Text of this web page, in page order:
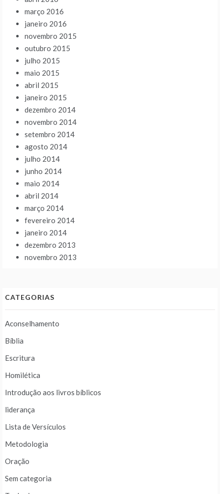
março 2016
janeiro 2016
novembro 2015
outubro 2015
julho 2015
maio 2015
abril 2015
janeiro 2015
dezembro 2014
novembro 2014
setembro 2014
agosto 2014
julho 2014
junho 2014
maio 2014
abril 2014
março 2014
fevereiro 2014
janeiro 2014
dezembro 2013
novembro 2013
CATEGORIAS
Aconselhamento
Bíblia
Escritura
Homilética
Introdução aos livros bíblicos
liderança
Lista de Versículos
Metodologia
Oração
Sem categoria